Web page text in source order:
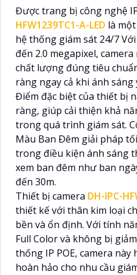
Được trang bị công nghệ
HFW1239TC1-A-LED là
hệ thống giám sát 24/7
đến 2.0 megapixel,
chất lượng đúng tiêu
ràng ngay cả khi ánh sáng
Điểm đặc biệt của thiết bị
ràng, giúp cải thiện khả
trong quá trình giám sát.
Màu Ban Ðêm giải pháp
trong điều kiện ánh sáng
xem ban đêm như ban
đến 30m.
Thiết bị camera DH-IPC-
thiết kế với thân kim loại
bền và ổn định. Với tính
Full Color và không bị
thống IP POE, camera
hoàn hảo cho nhu cầu